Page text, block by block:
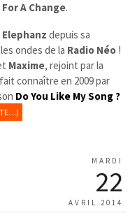
A Change.
Elephanz depuis sa
ondes de la Radio Néo !
Maxime, rejoint par la
connaître en 2009 par
Do You Like My Song ?
MARDI
22
AVRIL 2014